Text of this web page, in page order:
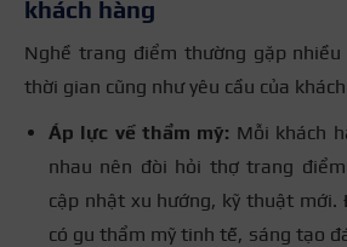
khách hàng
Nghề trang điểm thường gặp
thời gian cũng như yêu cầu của
Áp lực về thẩm mỹ: Mỗi khách
nhau nên đòi hỏi thợ trang
cập nhật xu hướng, kỹ thuật mới.
có gu thẩm mỹ tinh tế, sáng tạo